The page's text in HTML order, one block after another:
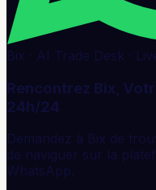
Bix · AI Trade Desk ·
Rencontrez Bix,
24h/24
Demandez à Bix de
de naviguer sur la
WhatsApp.